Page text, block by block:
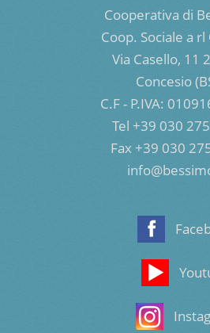
Cooperativa di
Coop. Sociale a rl
Via Casello, 11
Concesio
C.F - P.IVA:
Tel +39 030
Fax +39 030